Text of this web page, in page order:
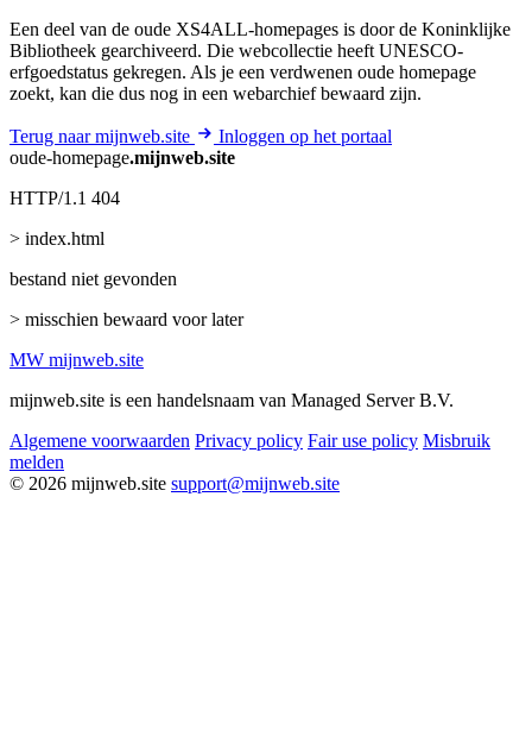
Een deel van de oude XS4ALL-homepages is door de Koninklijke
Bibliotheek gearchiveerd. Die webcollectie heeft UNESCO-
erfgoedstatus gekregen. Als je een verdwenen oude homepage
zoekt, kan die dus nog in een webarchief bewaard zijn.
Terug naar mijnweb.site
Inloggen op het portaal
oude-homepage.mijnweb.site
HTTP/1.1 404
> index.html
bestand niet gevonden
> misschien bewaard voor later
MW mijnweb.site
mijnweb.site is een handelsnaam van Managed Server B.V.
Algemene voorwaarden Privacy policy Fair use policy Misbruik
melden
© 2026 mijnweb.site support@mijnweb.site